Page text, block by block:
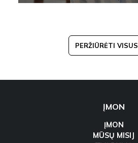
PERŽIŪRĖTI VISUS
ĮMON
ĮMON
MŪSŲ MISIJ